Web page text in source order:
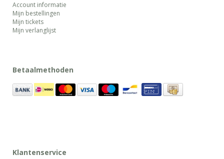
Account informatie
Mijn bestellingen
Mijn tickets
Mijn verlanglijst
Betaalmethoden
Klantenservice